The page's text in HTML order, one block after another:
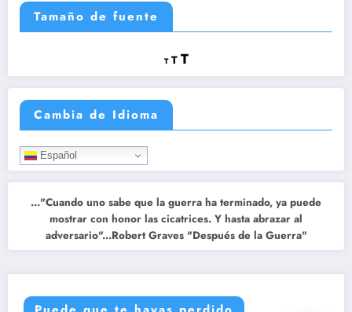
Tamaño de fuente
T
Reducir
tamaño
de
fuente.
TRestablecer
de
TAumentar
tamaño
fuente.
Cambia de Idioma
Español
..."Cuando uno sabe que la guerra ha terminado, ya puede
mostrar con honor las cicatrices. Y hasta abrazar al
adversario"...Robert Graves "Después de la Guerra"